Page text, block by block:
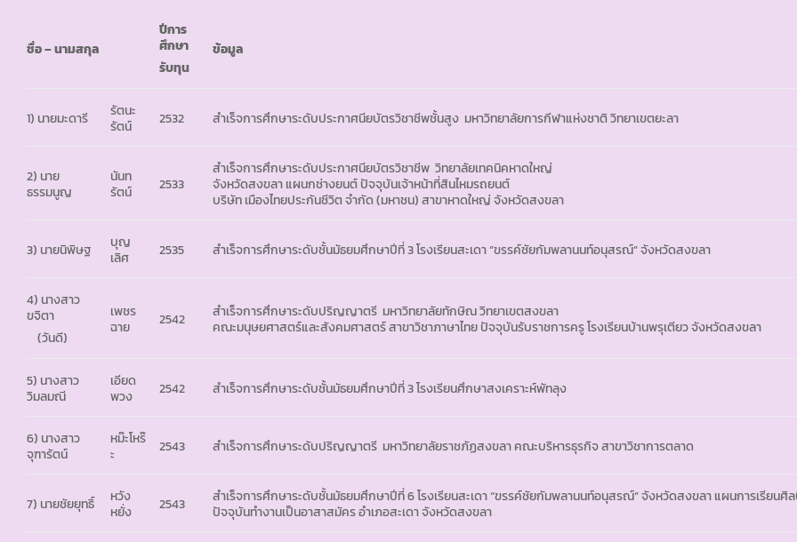
ชื่อ – นามสกุล
ปีการ
ศึกษา
รับทุน
ข้อมูล
1) นายมะดารี
รัตนะ
รัตน์
2532 สำเร็จการศึกษาระดับประกาศนียบัตรวิชาชีพชั้นสูง มหาวิทยาลัยการกีฬาแห่งชาติ วิทยาเขตยะลา
2) นาย
ธรรมนูญ
นันท
รัตน์
2533
สำเร็จการศึกษาระดับประกาศนียบัตรวิชาชีพ วิทยาลัยเทคนิคหาดใหญ่
จังหวัดสงขลา แผนกช่างยนต์ ปัจจุบันเจ้าหน้าที่สินไหมรถยนต์
บริษัท เมืองไทยประกันชีวิต จำกัด (มหาชน) สาขาหาดใหญ่ จังหวัดสงขลา
3) นายนิพิษฐ
บุญ
เลิศ
2535 สำเร็จการศึกษาระดับชั้นมัธยมศึกษาปีที่ 3 โรงเรียนสะเดา “ขรรค์ชัยกัมพลานนท์อนุสรณ์” จังหวัดสงขลา
4) นางสาว
ขจิตา
(วันดี)
เพชร
ฉาย
2542
สำเร็จการศึกษาระดับปริญญาตรี มหาวิทยาลัยทักษิณ วิทยาเขตสงขลา
คณะมนุษยศาสตร์และสังคมศาสตร์ สาขาวิชาภาษาไทย ปัจจุบันรับราชการครู โรงเรียนบ้านพรุเตียว จังหวัดสงขลา
5) นางสาว
วิมลมณี
เอียด
พวง
2542 สำเร็จการศึกษาระดับชั้นมัธยมศึกษาปีที่ 3 โรงเรียนศึกษาสงเคราะห์พัทลุง
6) นางสาว
จุฑารัตน์
หม๊ะโหร๊
ะ
2543 สำเร็จการศึกษาระดับปริญญาตรี มหาวิทยาลัยราชภัฏสงขลา คณะบริหารธุรกิจ สาขาวิชาการตลาด
7) นายชัยยุทธิ์
หวัง
หยั่ง
2543
สำเร็จการศึกษาระดับชั้นมัธยมศึกษาปีที่ 6 โรงเรียนสะเดา “ขรรค์ชัยกัมพลานนท์อนุสรณ์” จังหวัดสงขลา แผนการเรียน
ปัจจุบันทำงานเป็นอาสาสมัคร อำเภอสะเดา จังหวัดสงขลา